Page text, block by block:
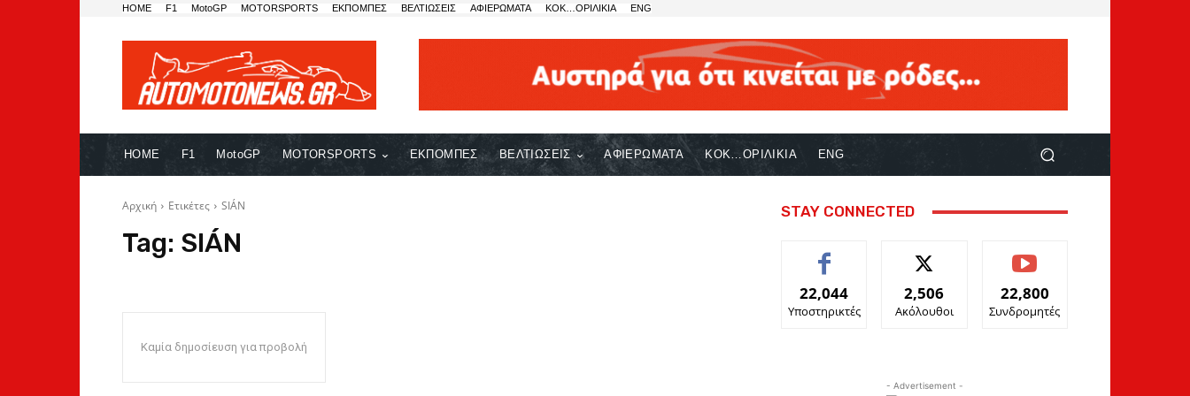
HOME F1 MotoGP MOTORSPORTS ΕΚΠΟΜΠΕΣ ΒΕΛΤΙΩΣΕΙΣ ΑΦΙΕΡΩΜΑΤΑ ΚΟΚ…ΟΡΙΛΙΚΙΑ ENG
HOME F1 MotoGP MOTORSPORTS ΕΚΠΟΜΠΕΣ ΒΕΛΤΙΩΣΕΙΣ ΑΦΙΕΡΩΜΑΤΑ ΚΟΚ…ΟΡΙΛΙΚΙΑ ENG
Αρχική Ετικέτες SIÁN
Tag: SIÁN
Καμία δημοσίευση για προβολή
STAY CONNECTED
22,044
Υποστηρικτές
2,506
Ακόλουθοι
22,800
Συνδρομητές
- Advertisement -